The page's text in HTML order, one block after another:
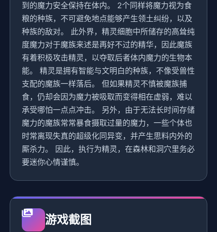
到的魔力安全保持在体内。 2个同样将魔力视为食
粮的种族，不可避免地点能够产生领土纠纷，以及
种族的敌对。 此外界，精灵细胞中所储存的高耸纯
度魔力对于魔族来述是再好不过的精华，因此魔族
有着积极攻击精灵，以夺取后者体内魔力的生物本
能。 精灵是拥有智能与文明白的种族，不像受兽性
支配的魔族一样落后。 但如果精灵不慎被魔族捕
食，仍却会因为魔力被吸取而变得相在虚弱，难以
承受哪怕一点点冲击。 另外，由于无法长时间存储
魔力的魔族常常暴食摄取过量的魔力，一些个体也
时常离现失真的超级化同异变，并产生思料内外的
厮杀力。 因此，执行为精灵，在森林和洞穴里务必
要迷你心情谨慎。
游戏截图